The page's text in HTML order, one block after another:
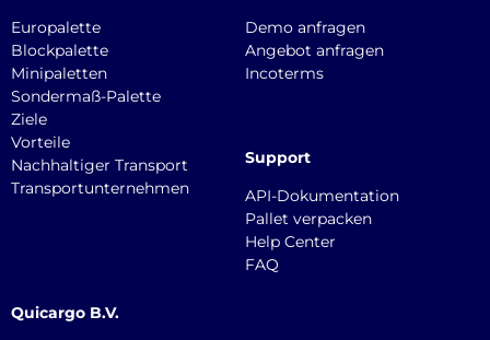
Europalette
Blockpalette
Minipaletten
Sondermaß-Palette
Ziele
Vorteile
Nachhaltiger Transport
Transportunternehmen
Demo anfragen
Angebot anfragen
Incoterms
Support
API-Dokumentation
Pallet verpacken
Help Center
FAQ
Quicargo B.V.